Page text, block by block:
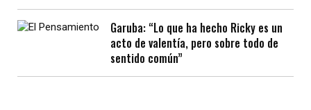
Garuba: “Lo que ha hecho Ricky es un
acto de valentía, pero sobre todo de
sentido común”